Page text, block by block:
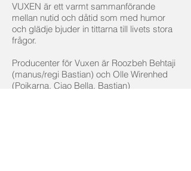
VUXEN är ett varmt sammanförande
mellan nutid och dåtid som med humor
och glädje bjuder in tittarna till livets stora
frågor.
Producenter för Vuxen är Roozbeh Behtaji
(manus/regi Bastian) och Olle Wirenhed
(Pojkarna, Ciao Bella, Bastian)